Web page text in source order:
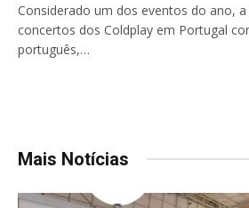
Considerado um dos eventos do ano,
concertos dos Coldplay em Portugal
português,…
Mais Notícias